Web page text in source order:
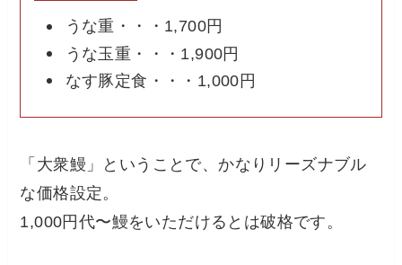
うな重・・・1,700円
うな玉重・・・1,900円
なす豚定食・・・1,000円
「大衆鰻」ということで、かなりリーズナブル
な価格設定。
1,000円代〜鰻をいただけるとは破格です。